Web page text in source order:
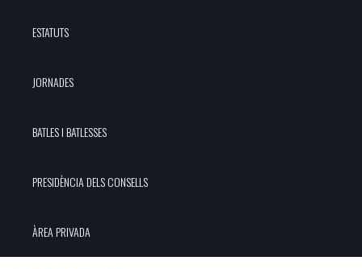
ESTATUTS
JORNADES
BATLES I BATLESSES
PRESIDÈNCIA DELS CONSELLS
ÀREA PRIVADA